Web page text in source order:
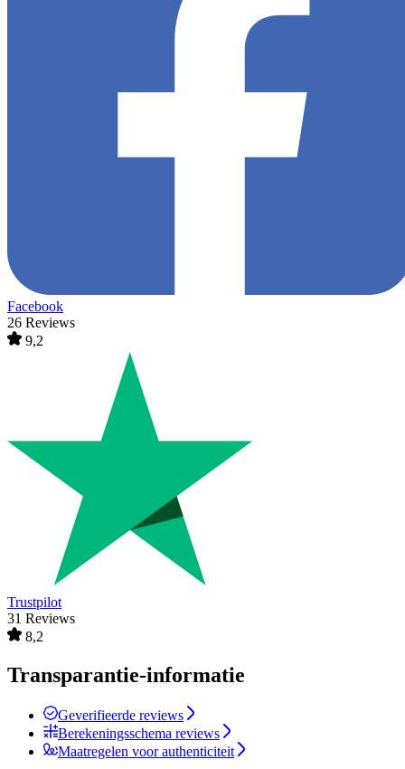
Facebook
26 Reviews
9,2
Trustpilot
31 Reviews
8,2
Transparantie-informatie
Geverifieerde reviews
Berekeningsschema reviews
Maatregelen voor authenticiteit